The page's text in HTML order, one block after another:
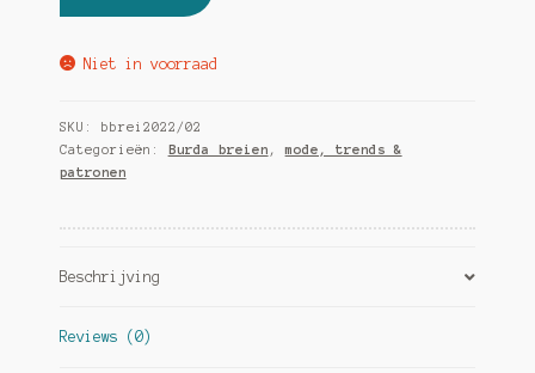
Niet in voorraad
SKU:
bbrei2022/02
Categorieën:
Burda breien ,mode, trends &
patronen
Beschrijving
Reviews (0)